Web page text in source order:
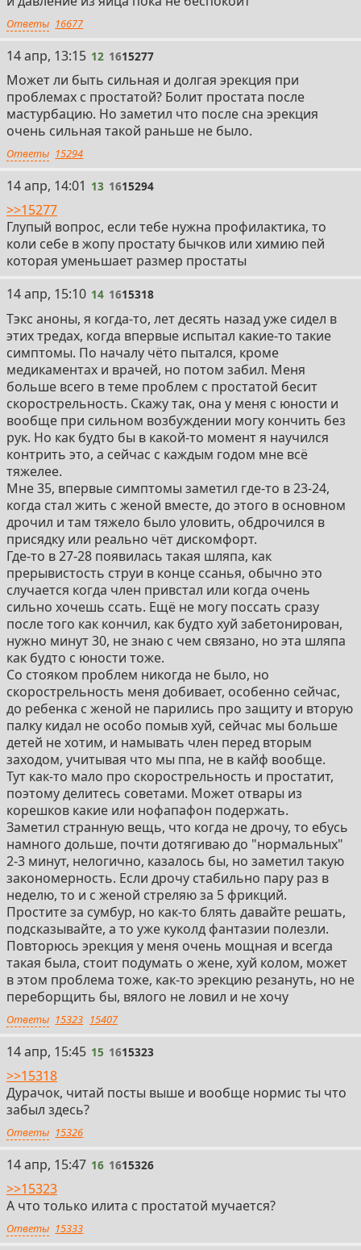
1990-е годы
– Для достижения стабильного уровня гормона стали
появляться гели и пластыри.
– Примеры:
— Андрогель (начало 2000-х, но разработки шли в
1990-е) – гель для ежедневного применения.
— Тестодерм (пластырь, 1990-е) – наклеивался на кожу
или мошонку.
• Ингибиторы 5α-редуктазы:
– Препараты, блокирующие превращение
тестостерона в активный метаболит ДГТ.
– Примеры:
— Финастерид (одобрен в 1992 г.) – сокращает размер
— Дутастерид (2000-е) – двойной ингибитор,
используемый для лечения БПЖ и сопутствующих
нарушений.
2000-е годы и современность
• Современные аналоги и биодоступные формы:
– Появились новые инъекционные препараты,
обеспечивающие длительное действие.
– Примеры:
— Тестостерона ундеканоата в инъекциях (например,
препарат «Небидо», действие которого может
достигать 3 месяцев).
— Буккальные таблетки (например, «Стриант») –
рассасываются во рту, минуя печень.
• Гормональная терапия возрастного
андрогенодефицита:
– Применение тестостерона для лечения симптомов
мужского климакса (снижение либидо, усталость,
потеря мышечной массы).
– Примеры:
— Трансдермальные гели (например, Андрогель) и
сублингвальные формы (например, Орхидокс).
• Биотехнологические разработки:
– Использование рекомбинантных технологий и
генетических подходов для создания новых
гормональных препаратов и персонализированной
терапии.
– Примеры:
— Рекомбинантный ЛГ для стимуляции
сперматогенеза.
— Экспериментальные методы генной терапии для
восстановления функций тестикул.
• Селективные модуляторы андрогеновых рецепторов
(SARMs):
– Вещества, позволяющие избирательно
воздействовать на андрогеновые рецепторы в
мышцах и костях без значительного влияния на
простату.
– Примеры:
— Остарин и Лигандрол – препараты, находящиеся на
стадии клинических испытаний и потенциально
предназначенные для лечения саркопении и
остеопороза.
II. Применение гормональной терапии в лечении
заболеваний предстательной железы и простатита
• Гормональная терапия при раке предстательной
железы:
– С 1940-х годов на основе экспериментов с
хирургической кастрацией, в 1960–1980-е годы
разрабатывались препараты для подавления
андрогенной стимуляции. Применение эстрогенов
(ДЭС) и антиандрогенов (флутамид)
Ответы 16677
12
14 апр, 13:15 12 1615277
Может ли быть сильная и долгая эрекция при
проблемах с простатой? Болит простата после
мастурбацию. Но заметил что после сна эрекция
очень сильная такой раньше не было.
Ответы 15294
13
14 апр, 14:01 13 1615294
>>15277
Глупый вопрос, если тебе нужна профилактика, то
коли себе в жопу простату бычков или химию пей
которая уменьшает размер простаты
14
14 апр, 15:10 14 1615318
Тэкс аноны, я когда-то, лет десять назад уже сидел в
этих тредах, когда впервые испытал какие-то такие
симптомы. По началу чёто пытался, кроме
медикаментах и врачей, но потом забил. Меня
больше всего в теме проблем с простатой бесит
скорострельность. Скажу так, она у меня с юности и
вообще при сильном возбуждении могу кончить без
рук. Но как будто бы в какой-то момент я научился
контрить это, а сейчас с каждым годом мне всё
тяжелее.
Мне 35, впервые симптомы заметил где-то в 23-24,
когда стал жить с женой вместе, до этого в основном
дрочил и там тяжело было уловить, обдрочился в
присядку или реально чёт дискомфорт.
Где-то в 27-28 появилась такая шляпа, как
прерывистость струи в конце ссанья, обычно это
случается когда член привстал или когда очень
сильно хочешь ссать. Ещё не могу поссать сразу
после того как кончил, как будто хуй забетонирован,
нужно минут 30, не знаю с чем связано, но эта шляпа
как будто с юности тоже.
Со стояком проблем никогда не было, но
скорострельность меня добивает, особенно сейчас,
до ребенка с женой не парились про защиту и вторую
палку кидал не особо помыв хуй, сейчас мы больше
детей не хотим, и намывать член перед вторым
заходом, учитывая что мы ппа, не в кайф вообще.
Тут как-то мало про скорострельность и простатит,
поэтому делитесь советами. Может отвары из
корешков какие или нофапафон подержать.
Заметил странную вещь, что когда не дрочу, то ебусь
намного дольше, почти дотягиваю до "нормальных"
2-3 минут, нелогично, казалось бы, но заметил такую
закономерность. Если дрочу стабильно пару раз в
неделю, то и с женой стреляю за 5 фрикций.
Простите за сумбур, но как-то блять давайте решать,
подсказывайте, а то уже куколд фантазии полезли.
Повторюсь эрекция у меня очень мощная и всегда
такая была, стоит подумать о жене, хуй колом, может
в этом проблема тоже, как-то эрекцию резануть, но не
переборщить бы, вялого не ловил и не хочу
Ответы 15323 15407
15
14 апр, 15:45 15 1615323
>>15318
Дурачок, читай посты выше и вообще нормис ты что
забыл здесь?
Ответы 15326
16
14 апр, 15:47 16 1615326
>>15323
А что только илита с простатой мучается?
Ответы 15333